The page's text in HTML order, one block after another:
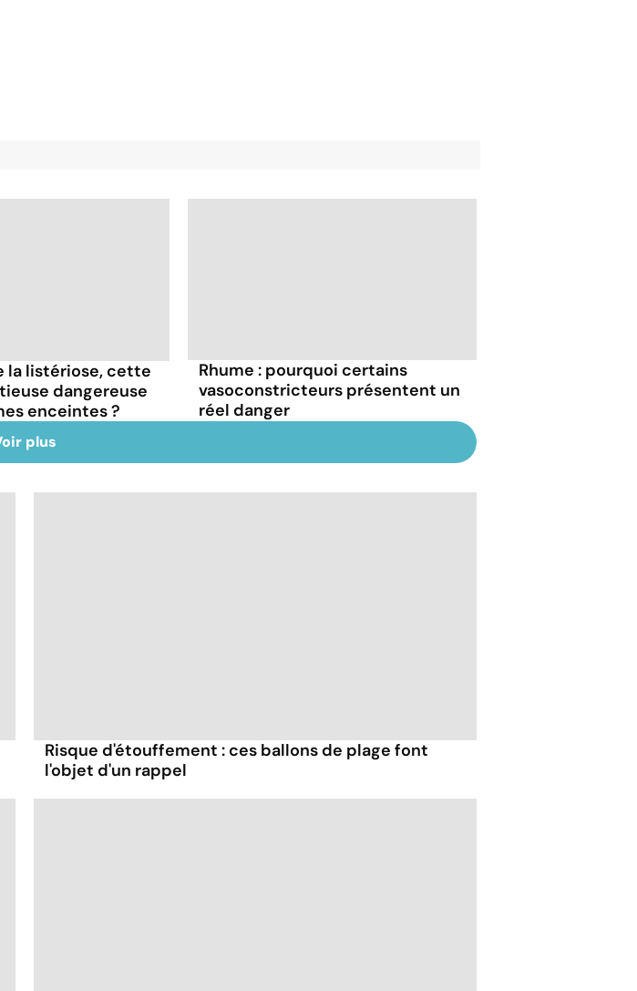
la listériose, cette
dangereuse
enceintes ?
Rhume : pourquoi certains
vasoconstricteurs présentent un
réel danger
plus
Risque d'étouffement : ces ballons de plage font
l'objet d'un rappel